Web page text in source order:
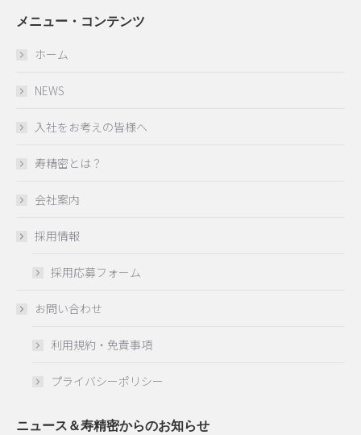
opens
window
メニュー・コンテンツ
ホーム
NEWS
入社をお考えの皆様へ
寿精密とは？
会社案内
採用情報
採用応募フォーム
お問い合わせ
利用規約・免責事項
プライバシーポリシー
ニュース＆寿精密からのお知らせ